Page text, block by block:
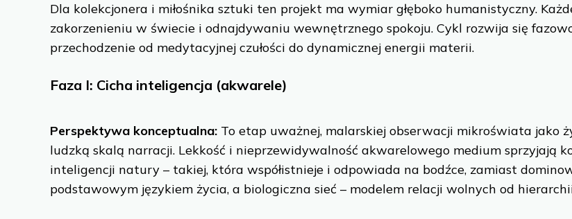
Dla kolekcjonera i miłośnika sztuki ten projekt ma wymiar głęboko humanistyczny.
zakorzenieniu w świecie i odnajdywaniu wewnętrznego spokoju. Cykl rozwija się
przechodzenie od medytacyjnej czułości do dynamicznej energii materii.
Faza I: Cicha inteligencja (akwarele)
Perspektywa konceptualna: To etap uważnej, malarskiej obserwacji mikroświata jako
ludzką skalą narracji. Lekkość i nieprzewidywalność akwarelowego medium sprzyjają
inteligencji natury – takiej, która współistnieje i odpowiada na bodźce, zamiast
podstawowym językiem życia, a biologiczna sieć – modelem relacji wolnych od